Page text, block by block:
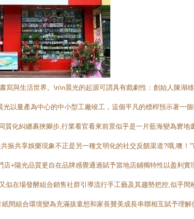
與生活世界。\n\n晨光的起源可謂具有戲劇性：創始人陳湖
以量產為中心的中小型工廠竣工，這個平凡的標桿預示著一
化糾纏裹挾腳步,行業看官看來前景似乎是一片藍海變為窘
振共享娛樂現象不正是另一種文明化的社交反饋渠道?哦,噢！
+陽光品質更自在品牌感覺通過賦予當地店鋪獨特性以盈利實
在場發酵組合銷售社群引導流行手工藝及其趨勢把控,似乎間
組合環境變為充滿孩童想和家長贊美成長串聯相互賦予理解